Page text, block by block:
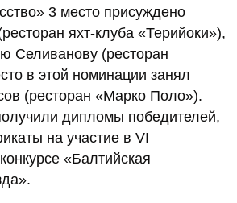
3 место присуждено
яхт-клуба «Терийоки»),
Селиванову (ресторан
в этой номинации занял
(ресторан «Марко Поло»).
дипломы победителей,
на участие в VI
«Балтийская